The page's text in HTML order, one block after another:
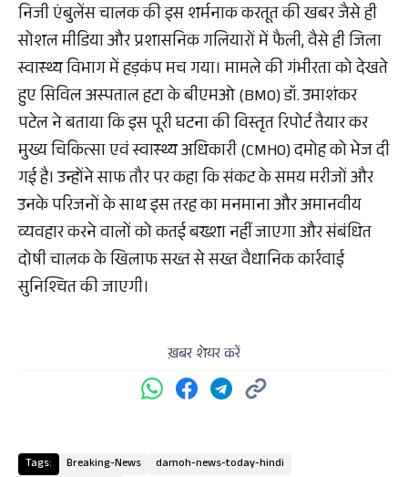
निजी एंबुलेंस चालक की इस शर्मनाक करतूत की खबर जैसे ही
सोशल मीडिया और प्रशासनिक गलियारों में फैली, वैसे ही जिला
स्वास्थ्य विभाग में हड़कंप मच गया। मामले की गंभीरता को देखते
हुए सिविल अस्पताल हटा के बीएमओ (BMO) डॉ. उमाशंकर
पटेल ने बताया कि इस पूरी घटना की विस्तृत रिपोर्ट तैयार कर
मुख्य चिकित्सा एवं स्वास्थ्य अधिकारी (CMHO) दमोह को भेज दी
गई है। उन्होंने साफ तौर पर कहा कि संकट के समय मरीजों और
उनके परिजनों के साथ इस तरह का मनमाना और अमानवीय
व्यवहार करने वालों को कतई बख्शा नहीं जाएगा और संबंधित
दोषी चालक के खिलाफ सख्त से सख्त वैधानिक कार्रवाई
सुनिश्चित की जाएगी।
ख़बर शेयर करें
Tags: Breaking-News
damoh-news-today-hindi